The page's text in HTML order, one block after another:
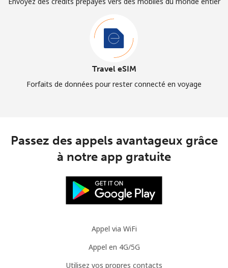
Travel eSIM
Forfaits de données pour rester connecté en voyage
Passez des appels avantageux grâce
à notre app gratuite
Appel via WiFi
Appel en 4G/5G
Utilisez vos propres contacts